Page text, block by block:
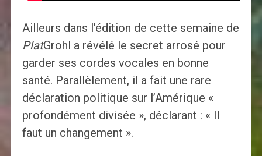
Ailleurs dans l'édition de cette semaine de
PlatGrohl a révélé le secret arrosé pour
garder ses cordes vocales en bonne
santé. Parallèlement, il a fait une rare
déclaration politique sur l’Amérique «
profondément divisée », déclarant : « Il
faut un changement ».